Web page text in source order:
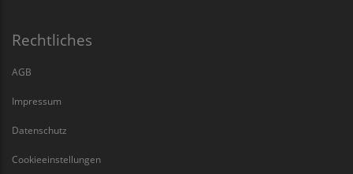
Rechtliches
AGB
Impressum
Datenschutz
Cookieeinstellungen